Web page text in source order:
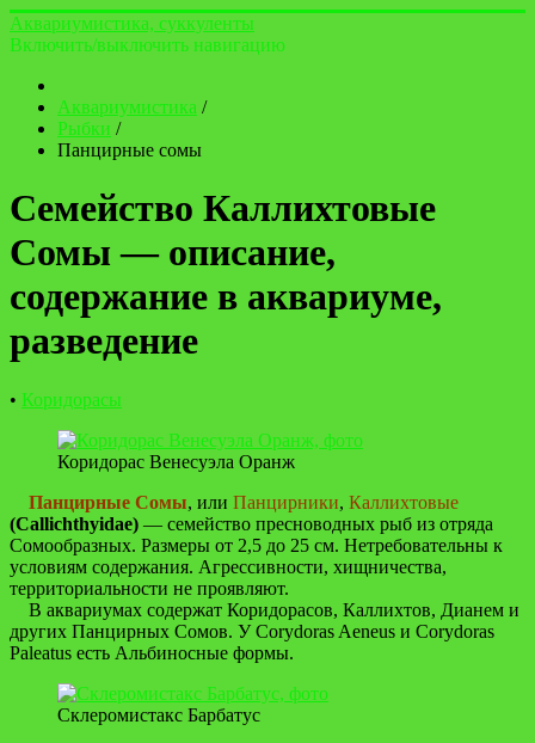
Аквариумистика, суккуленты
Включить/выключить навигацию
Аквариумистика /
Рыбки /
Панцирные сомы
Семейство Каллихтовые
Сомы — описание,
содержание в аквариуме,
разведение
• Коридорасы
Коридорас Венесуэла Оранж
Панцирные Сомы, или Панцирники, Каллихтовые
(Callichthyidae) — семейство пресноводных рыб из отряда
Сомообразных. Размеры от 2,5 до 25 см. Нетребовательны к
условиям содержания. Агрессивности, хищничества,
территориальности не проявляют.
В аквариумах содержат Коридорасов, Каллихтов, Дианем и
других Панцирных Сомов. У Corydoras Aeneus и Corydoras
Paleatus есть Альбиносные формы.
Склеромистакс Барбатус